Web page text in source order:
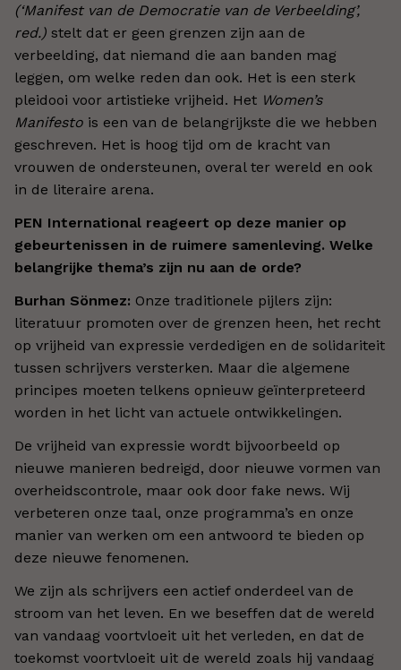
(‘Manifest van de Democratie van de Verbeelding’,
red.) stelt dat er geen grenzen zijn aan de
verbeelding, dat niemand die aan banden mag
leggen, om welke reden dan ook. Het is een sterk
pleidooi voor artistieke vrijheid. Het Women’s
Manifesto is een van de belangrijkste die we hebben
geschreven. Het is hoog tijd om de kracht van
vrouwen de ondersteunen, overal ter wereld en ook
in de literaire arena.
PEN International reageert op deze manier op
gebeurtenissen in de ruimere samenleving. Welke
belangrijke thema’s zijn nu aan de orde?
Burhan Sönmez: Onze traditionele pijlers zijn:
literatuur promoten over de grenzen heen, het recht
op vrijheid van expressie verdedigen en de solidariteit
tussen schrijvers versterken. Maar die algemene
principes moeten telkens opnieuw geïnterpreteerd
worden in het licht van actuele ontwikkelingen.
De vrijheid van expressie wordt bijvoorbeeld op
nieuwe manieren bedreigd, door nieuwe vormen van
overheidscontrole, maar ook door fake news. Wij
verbeteren onze taal, onze programma’s en onze
manier van werken om een antwoord te bieden op
deze nieuwe fenomenen.
We zijn als schrijvers een actief onderdeel van de
stroom van het leven. En we beseffen dat de wereld
van vandaag voortvloeit uit het verleden, en dat de
toekomst voortvloeit uit de wereld zoals hij vandaag